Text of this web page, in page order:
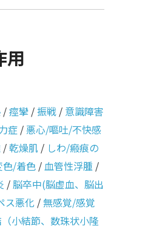
用
/痙攣 /振戦 / 意識障害
症 /悪心/嘔吐/不快感
/乾燥肌 / しわ/瘢痕の
色/着色 /血管性浮腫 /
/脳卒中(脳虚血、脳出
ス悪化 /無感覚/感覚
小結節、数珠状小隆